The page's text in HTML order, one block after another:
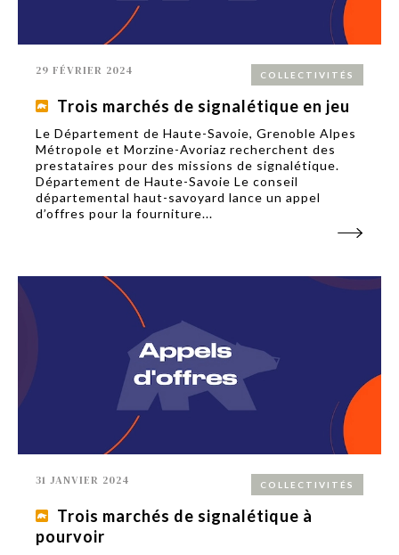
COLLECTIVITÉS
29 FÉVRIER 2024
Trois marchés de signalétique en jeu
Le Département de Haute-Savoie, Grenoble Alpes
Métropole et Morzine-Avoriaz recherchent des
prestataires pour des missions de signalétique.
Département de Haute-Savoie Le conseil
départemental haut-savoyard lance un appel
d’offres pour la fourniture...
COLLECTIVITÉS
31 JANVIER 2024
Trois marchés de signalétique à
pourvoir